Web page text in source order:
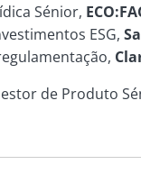
Sénior,
ESG,
de Produto